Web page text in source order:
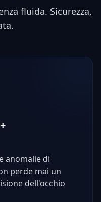
fluida. Sicurezza,
anomalie di
perde mai un
dell'occhio